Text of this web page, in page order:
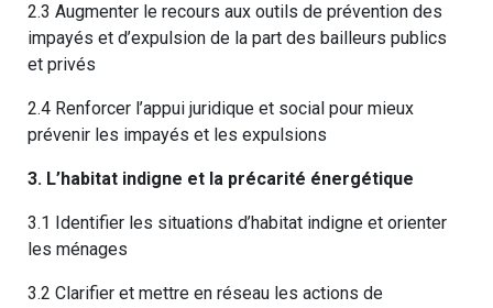
2.3 Augmenter le recours aux outils de prévention des
impayés et d’expulsion de la part des bailleurs publics
et privés
2.4 Renforcer l’appui juridique et social pour mieux
prévenir les impayés et les expulsions
3. L’habitat indigne et la précarité énergétique
3.1 Identifier les situations d’habitat indigne et orienter
les ménages
3.2 Clarifier et mettre en réseau les actions de